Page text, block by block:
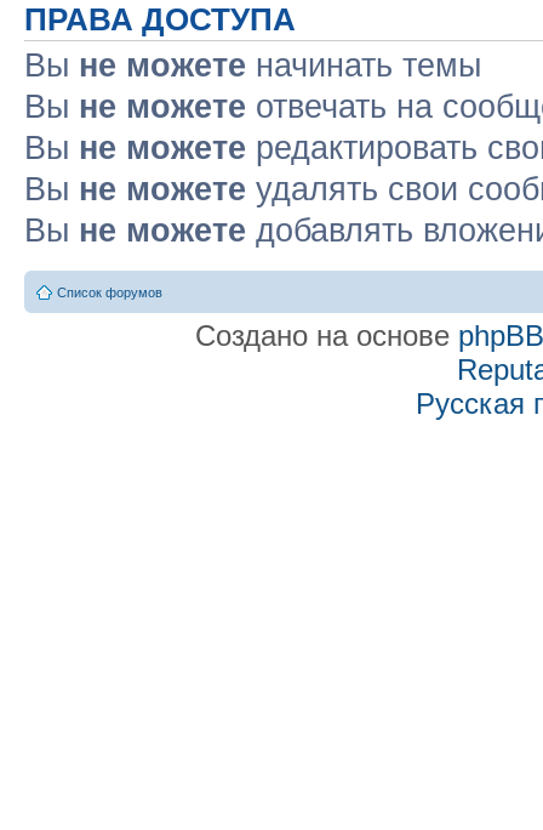
ПРАВА ДОСТУПА
Вы не можете начинать темы
Вы не можете отвечать на
Вы не можете редактировать
Вы не можете удалять свои
Вы не можете добавлять
Список форумов
Создано на основе phpBB
Русская